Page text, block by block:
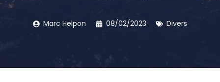
Marc Helpon 08/02/2023 Divers